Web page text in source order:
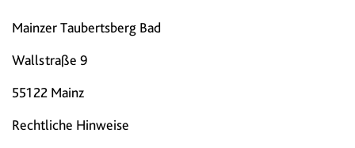
Mainzer Taubertsberg Bad
Wallstraße 9
55122 Mainz
Rechtliche Hinweise